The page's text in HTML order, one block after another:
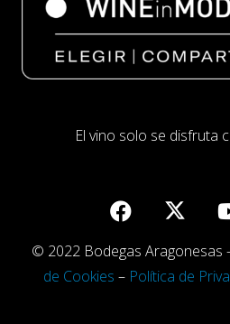
El vino solo se disfruta
© 2022 Bodegas Aragonesas
de Cookies – Política de